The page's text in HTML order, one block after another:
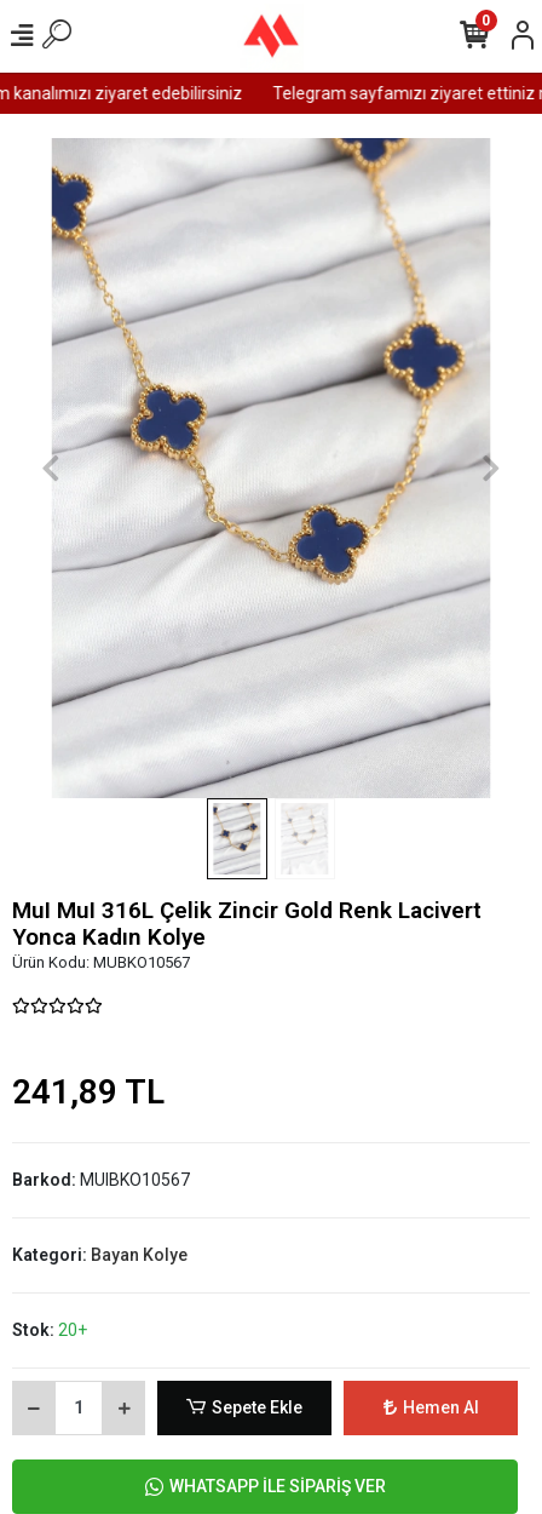
ziyaret edebilirsiniz Telegram sayfamızı ziyaret ettiniz
0
MuI MuI 316L Çelik Zincir Gold Renk Lacivert
Yonca Kadın Kolye
Ürün Kodu: MUBKO10567
241,89 TL
Barkod: MUIBKO10567
Kategori: Bayan Kolye
Stok: 20+
Sepete Ekle Hemen Al
WHATSAPP İLE SİPARİŞ VER